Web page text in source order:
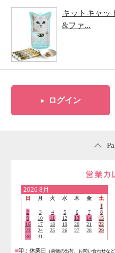
キットキャッ
&ファ...
ログイン
2026 8月
日 月 火 水 木 金
土
1
2
3 4 5 6 7
8
9
10 11 12 13 14
15
16
17 18 19 20 21
22
23
24 25 26 27 28
29
30
31
■印：休業日 （荷物の出荷、お問い合わせな